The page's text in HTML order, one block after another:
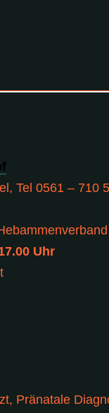
Tel 0561 – 710
Uhr
Pränatale